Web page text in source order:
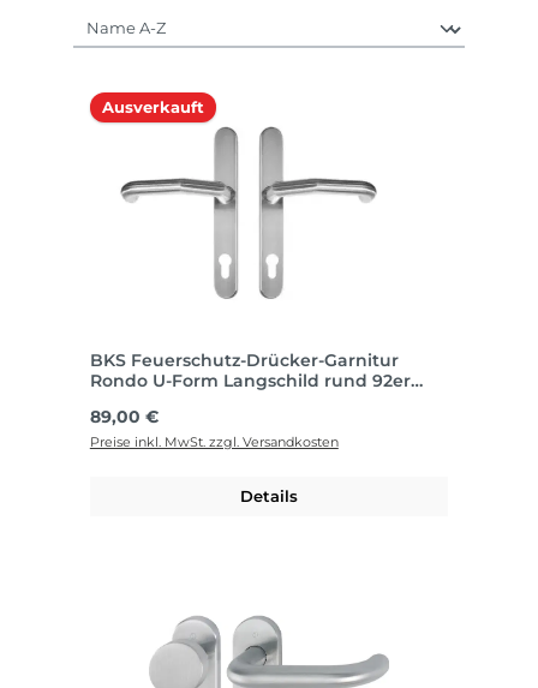
Ausverkauft
BKS Feuerschutz-Drücker-Garnitur
Rondo U-Form Langschild rund 92er
Regulärer Preis:
89,00 €
Preise inkl. MwSt. zzgl. Versandkosten
Details